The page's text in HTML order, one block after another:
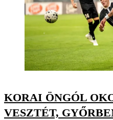
KORAI ÖNGÓL
VESZTÉT,